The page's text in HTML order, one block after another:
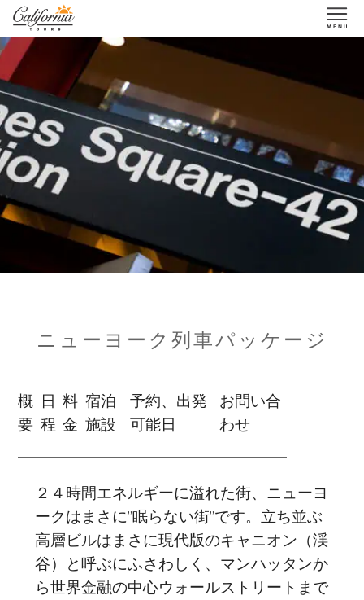
ニューヨーク列車パッケージ
概
要
日
程
料
金
宿泊
施設
予約、出発
可能日
お問い合
わせ
２４時間エネルギーに溢れた街、ニューヨ
ークはまさに”眠らない街”です。立ち並ぶ
高層ビルはまさに現代版のキャニオン（渓
谷）と呼ぶにふさわしく、マンハッタンか
ら世界金融の中心ウォールストリートまで